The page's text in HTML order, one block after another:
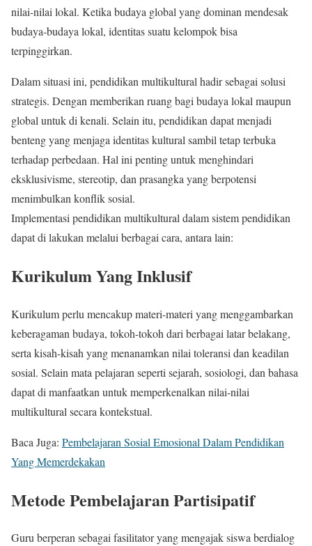
nilai-nilai lokal. Ketika budaya global yang dominan mendesak
budaya-budaya lokal, identitas suatu kelompok bisa
terpinggirkan.
Dalam situasi ini, pendidikan multikultural hadir sebagai solusi
strategis. Dengan memberikan ruang bagi budaya lokal maupun
global untuk di kenali. Selain itu, pendidikan dapat menjadi
benteng yang menjaga identitas kultural sambil tetap terbuka
terhadap perbedaan. Hal ini penting untuk menghindari
eksklusivisme, stereotip, dan prasangka yang berpotensi
menimbulkan konflik sosial.
Implementasi pendidikan multikultural dalam sistem pendidikan
dapat di lakukan melalui berbagai cara, antara lain:
Kurikulum Yang Inklusif
Kurikulum perlu mencakup materi-materi yang menggambarkan
keberagaman budaya, tokoh-tokoh dari berbagai latar belakang,
serta kisah-kisah yang menanamkan nilai toleransi dan keadilan
sosial. Selain mata pelajaran seperti sejarah, sosiologi, dan bahasa
dapat di manfaatkan untuk memperkenalkan nilai-nilai
multikultural secara kontekstual.
Baca Juga: Pembelajaran Sosial Emosional Dalam Pendidikan
Yang Memerdekakan
Metode Pembelajaran Partisipatif
Guru berperan sebagai fasilitator yang mengajak siswa berdialog